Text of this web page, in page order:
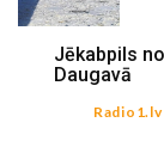
Jēkabpils
Daugavā
Radio1.lv